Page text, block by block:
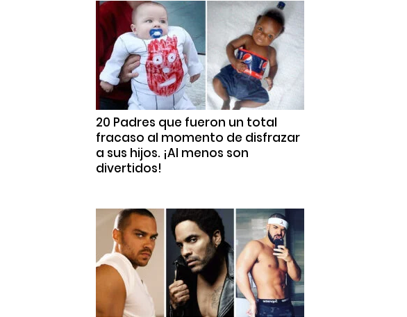
20 Padres que fueron un total
fracaso al momento de disfrazar
a sus hijos. ¡Al menos son
divertidos!